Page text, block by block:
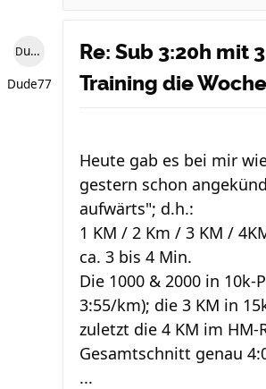
Dude77
Dude77
Re: Sub 3:20h mit
Training die
Heute gab es bei mir
gestern schon
aufwärts"; d.h.:
1 KM / 2 Km / 3 KM /
ca. 3 bis 4 Min.
Die 1000 & 2000 in 10k-
3:55/km); die 3 KM in
zuletzt die 4 KM im HM-
Gesamtschnitt genau
...